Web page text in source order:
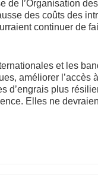
de l’Organisation
des coûts des
continuer de
et les
améliorer l’accès
d’engrais plus
Elles ne